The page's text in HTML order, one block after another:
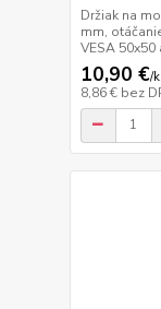
Držiak na
mm,
VESA
10,90 €/
8,86 € bez